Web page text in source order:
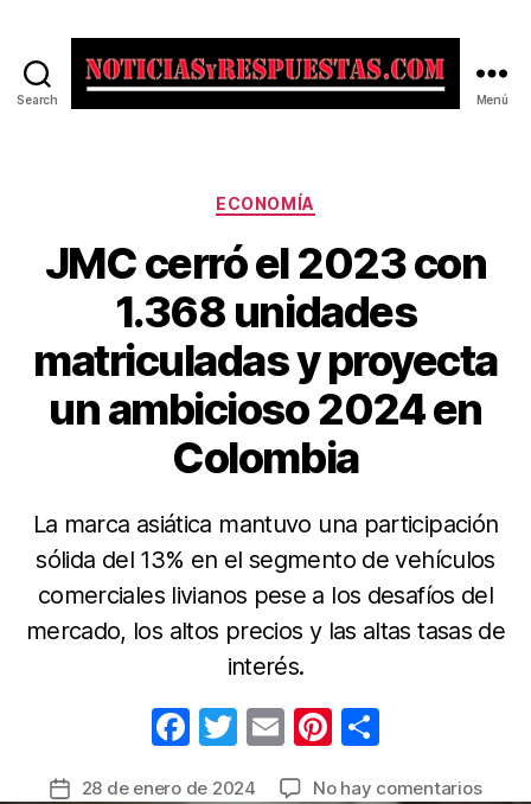
Search Menú
Categorías
ECONOMÍA
JMC cerró el 2023 con
1.368 unidades
matriculadas y proyecta
un ambicioso 2024 en
Colombia
La marca asiática mantuvo una participación
sólida del 13% en el segmento de vehículos
comerciales livianos pese a los desafíos del
mercado, los altos precios y las altas tasas de
interés.
F T E Pi
Fecha28 de enero de 2024 No hay comentariosen